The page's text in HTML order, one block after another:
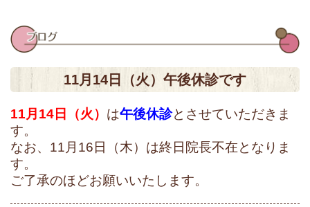
11月14日（火）午後休診です
11月14日（火） は午後休診とさせていただきま
す。
なお、11月16日（木）は終日院長不在となりま
す。
ご了承のほどお願いいたします。